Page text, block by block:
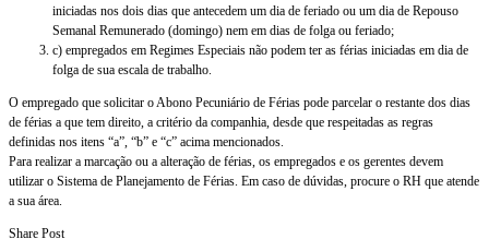
iniciadas nos dois dias que antecedem um dia de feriado ou um dia de Repouso
Semanal Remunerado (domingo) nem em dias de folga ou feriado;
c) empregados em Regimes Especiais não podem ter as férias iniciadas em dia de
folga de sua escala de trabalho.
O empregado que solicitar o Abono Pecuniário de Férias pode parcelar o restante dos dias
de férias a que tem direito, a critério da companhia, desde que respeitadas as regras
definidas nos itens “a”, “b” e “c” acima mencionados.
Para realizar a marcação ou a alteração de férias, os empregados e os gerentes devem
utilizar o Sistema de Planejamento de Férias. Em caso de dúvidas, procure o RH que atende
a sua área.
Share Post